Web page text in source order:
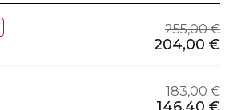
255,00 €
204,00 €
183,00 €